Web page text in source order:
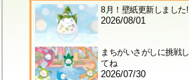
8月！壁紙更新しました!
2026/08/01
まちがいさがしに挑戦し
てね
2026/07/30